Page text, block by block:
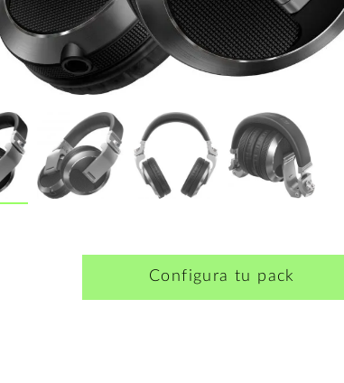
Configura tu pack